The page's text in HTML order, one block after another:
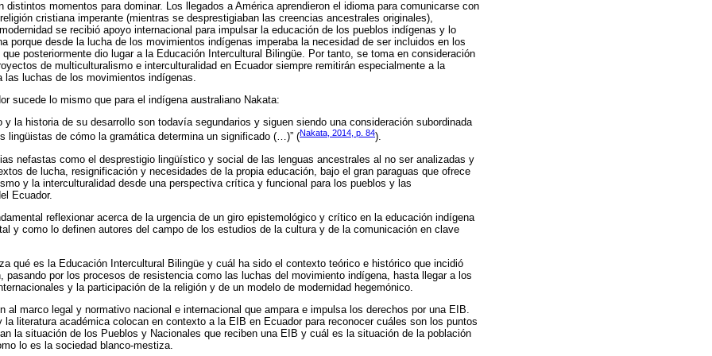
distintos momentos para dominar. Los llegados a América aprendieron el idioma para comunicarse con
cristiana imperante (mientras se desprestigiaban las creencias ancestrales originales),
se recibió apoyo internacional para impulsar la educación de los pueblos indígenas y lo
porque desde la lucha de los movimientos indígenas imperaba la necesidad de ser incluidos en los
posteriormente dio lugar a la Educación Intercultural Bilingüe. Por tanto, se toma en consideración
de multiculturalismo e interculturalidad en Ecuador siempre remitirán especialmente a la
luchas de los movimientos indígenas.
sucede lo mismo que para el indígena australiano Nakata:
y la historia de su desarrollo son todavía segundarios y siguen siendo una consideración subordinada
lingüistas de cómo la gramática determina un significado (…)” (Nakata, 2014, p. 84).
nefastas como el desprestigio lingüístico y social de las lenguas ancestrales al no ser analizadas y
de lucha, resignificación y necesidades de la propia educación, bajo el gran paraguas que ofrece
y la interculturalidad desde una perspectiva crítica y funcional para los pueblos y las
Ecuador.
reflexionar acerca de la urgencia de un giro epistemológico y crítico en la educación indígena
y como lo definen autores del campo de los estudios de la cultura y de la comunicación en clave
qué es la Educación Intercultural Bilingüe y cuál ha sido el contexto teórico e histórico que incidió
pasando por los procesos de resistencia como las luchas del movimiento indígena, hasta llegar a los
y la participación de la religión y de un modelo de modernidad hegemónico.
al marco legal y normativo nacional e internacional que ampara e impulsa los derechos por una EIB.
literatura académica colocan en contexto a la EIB en Ecuador para reconocer cuáles son los puntos
la situación de los Pueblos y Nacionales que reciben una EIB y cuál es la situación de la población
lo es la sociedad blanco-mestiza.